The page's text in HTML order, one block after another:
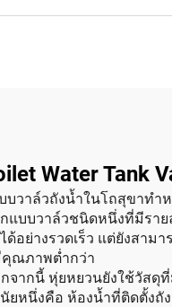
Water Tank
บวาล์วถังน้ำในโถสุขาท
แบบวาล์วชนิดหนึ่งที่มีราย
ด้อย่างรวดเร็ว แต่ยังสา
ณภาพต่ำกว่า
จากนี้ หุ่ยหยวนยังใช้วัสดุที่
ยหนึ่งคือ ห้องน้ำที่ติดตั้งถั